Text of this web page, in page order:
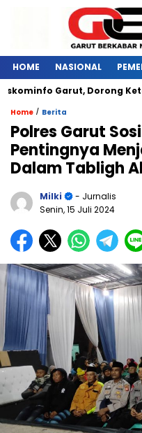
HOME NASIONAL
Garut, Dorong
Home / Berita
Polres Garut
Pentingnya
Dalam Tabligh
Milki
- Jurnalis
Senin, 15 Juli 2024